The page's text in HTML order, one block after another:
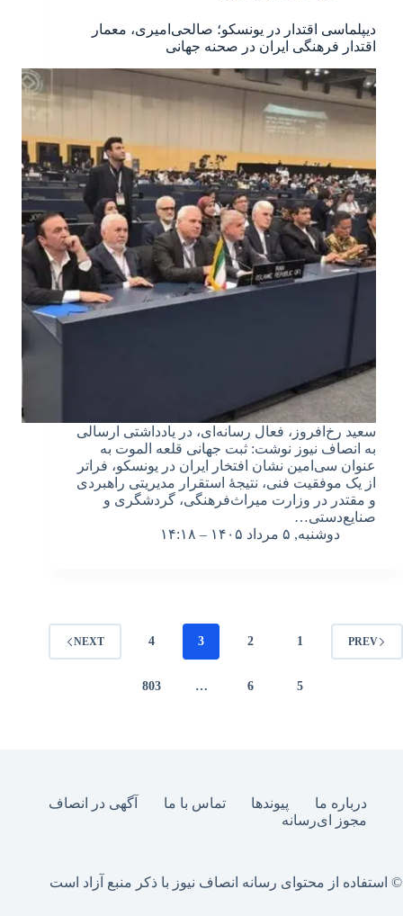
دیپلماسی اقتدار در یونسکو؛ صالحی‌امیری، معمار
اقتدار فرهنگی ایران در صحنه جهانی
سعید رخ‌افروز، فعال رسانه‌ای، در یادداشتی ارسالی
به انصاف نیوز نوشت: ثبت جهانی قلعه الموت به
عنوان سی‌امین نشان افتخار ایران در یونسکو، فراتر
از یک موفقیت فنی، نتیجهٔ استقرار مدیریتی راهبردی
و مقتدر در وزارت میراث‌فرهنگی، گردشگری و
صنایع‌دستی…
دوشنبه, ۵ مرداد ۱۴۰۵ – ۱۴:۱۸
PREV
1
2
3
4
5
6
…
803
NEXT
درباره ما پیوندها تماس با ما
آگهی در انصاف
مجوز ای‌رسانه
© استفاده از محتوای رسانه انصاف نیوز با ذکر منبع آزاد است